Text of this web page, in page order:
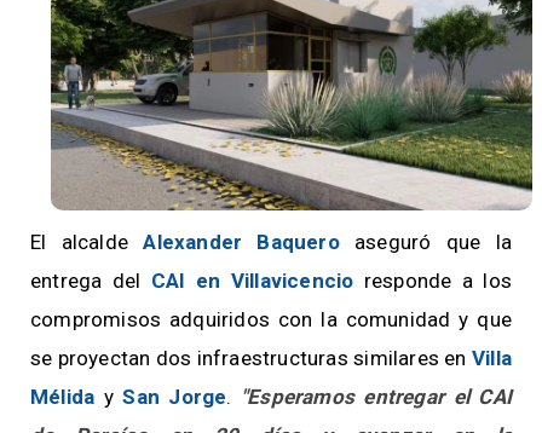
El alcaldeAlexander Baqueroaseguró que la
entrega del CAI en Villavicencio responde a los
compromisos adquiridos con la comunidad y que
se proyectan dos infraestructuras similares en Villa
Mélida ySan Jorge. "Esperamos entregar el CAI